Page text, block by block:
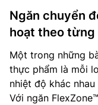
Ngăn chuyển
hoạt theo từng
Một trong những
thực phẩm là mỗi
nhiệt độ khác
Với ngăn